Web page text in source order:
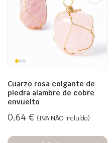
Cuarzo rosa colgante de
piedra alambre de cobre
envuelto
0,64 € (IVA NÃO incluído)